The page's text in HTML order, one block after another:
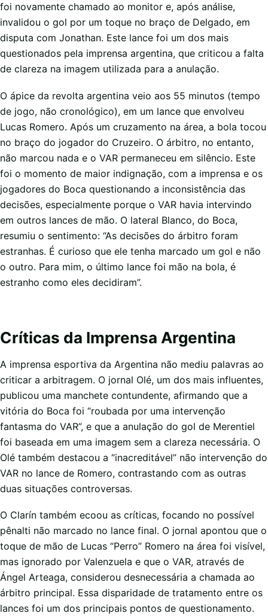
foi novamente chamado ao monitor e, após análise,
invalidou o gol por um toque no braço de Delgado, em
disputa com Jonathan. Este lance foi um dos mais
questionados pela imprensa argentina, que criticou a falta
de clareza na imagem utilizada para a anulação.
O ápice da revolta argentina veio aos 55 minutos (tempo
de jogo, não cronológico), em um lance que envolveu
Lucas Romero. Após um cruzamento na área, a bola tocou
no braço do jogador do Cruzeiro. O árbitro, no entanto,
não marcou nada e o VAR permaneceu em silêncio. Este
foi o momento de maior indignação, com a imprensa e os
jogadores do Boca questionando a inconsistência das
decisões, especialmente porque o VAR havia intervindo
em outros lances de mão. O lateral Blanco, do Boca,
resumiu o sentimento: “As decisões do árbitro foram
estranhas. É curioso que ele tenha marcado um gol e não
o outro. Para mim, o último lance foi mão na bola, é
estranho como eles decidiram”.
Críticas da Imprensa Argentina
A imprensa esportiva da Argentina não mediu palavras ao
criticar a arbitragem. O jornal Olé, um dos mais influentes,
publicou uma manchete contundente, afirmando que a
vitória do Boca foi “roubada por uma intervenção
fantasma do VAR”, e que a anulação do gol de Merentiel
foi baseada em uma imagem sem a clareza necessária. O
Olé também destacou a “inacreditável” não intervenção do
VAR no lance de Romero, contrastando com as outras
duas situações controversas.
O Clarín também ecoou as críticas, focando no possível
pênalti não marcado no lance final. O jornal apontou que o
toque de mão de Lucas “Perro” Romero na área foi visível,
mas ignorado por Valenzuela e que o VAR, através de
Ángel Arteaga, considerou desnecessária a chamada ao
árbitro principal. Essa disparidade de tratamento entre os
lances foi um dos principais pontos de questionamento.